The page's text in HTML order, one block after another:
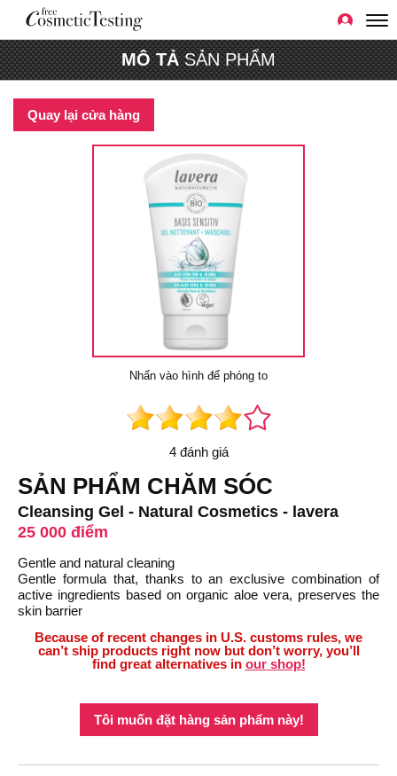
MÔ TẢSẢN PHẨM
Quay lại cửa hàng
Nhấn vào hình để phóng to
4 đánh giá
SẢN PHẨM CHĂM SÓC
Cleansing Gel - Natural Cosmetics - lavera
25 000 điểm
Gentle and natural cleaning
Gentle formula that, thanks to an exclusive combination of
active ingredients based on organic aloe vera, preserves the
skin barrier
Because of recent changes in U.S. customs rules, we
can’t ship products right now but don’t worry, you’ll
find great alternatives in our shop!
Tôi muốn đặt hàng sản phẩm này!